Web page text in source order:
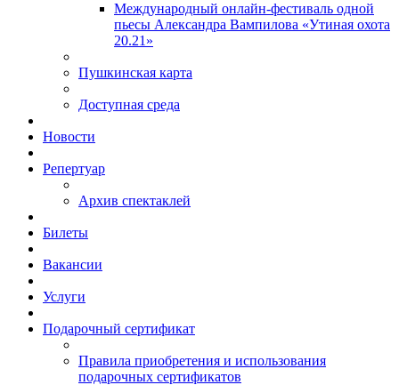
Международный онлайн-фестиваль одной
пьесы Александра Вампилова «Утиная охота
20.21»
Пушкинская карта
Доступная среда
Новости
Репертуар
Архив спектаклей
Билеты
Вакансии
Услуги
Подарочный сертификат
Правила приобретения и использования
подарочных сертификатов